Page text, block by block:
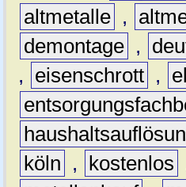
altmetalle ,
demontage ,
,
eisenschrott ,
köln
, kostenlos